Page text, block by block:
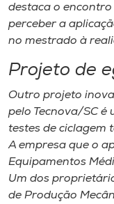
destaca o
perceber a
no mestrado à
Projeto de
Outro projeto
pelo Tecnova/SC
testes de ciclagem
A empresa que o
Equipamentos
Um dos
de Produção